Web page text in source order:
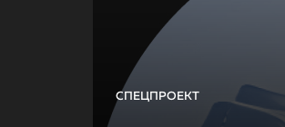
СПЕЦПРОЕКТ